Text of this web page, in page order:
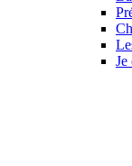
Je